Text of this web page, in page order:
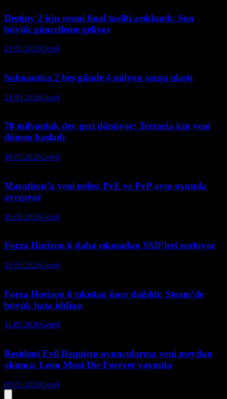
Destiny 2 için resmi final tarihi açıklandı: Son
büyük güncelleme geliyor
22.05.2026Genel
Subnautica 2 beş günde 4 milyon satışa ulaştı
21.05.2026Genel
70 milyonluk dev geri dönüyor: Terraria için yeni
dönem başladı
18.05.2026Genel
Marathon’a yeni nefes: PvE ve PvP aynı oyunda
ayrışıyor
16.05.2026Genel
Forza Horizon 6 daha çıkmadan SSD’leri zorluyor
13.05.2026Genel
Forza Horizon 6 çıkıştan önce dağıldı: Steam’de
büyük hata iddiası
11.05.2026Genel
Resident Evil Requiem oyuncularına yeni meydan
okuma: Leon Must Die Forever yayında
09.05.2026Genel